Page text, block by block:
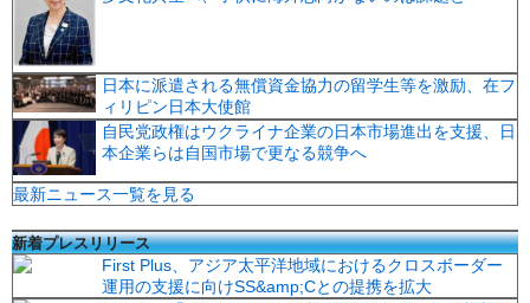
日本に派遣される無償資金協力の留学生等を激励、在フ
ィリピン日本大使館
自民党政権はウクライナ企業の日本市場進出を支援、日
本企業らは自国市場で更なる競争へ
最新ニュース一覧を見る
新着プレスリリース
First Plus、アジア太平洋地域におけるクロスボーダー
運用の支援に向けSS&amp;Cとの提携を拡大